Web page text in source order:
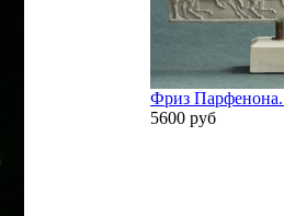
Фриз Парфенона.
5600 руб